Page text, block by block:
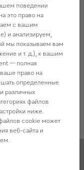
поведении
это право на
с вашим
и анализируем,
мы показываем вам
и т. д.), к вашим
— полная
право на
определенные
различных
файлов
ниже.
cookie может
веб-сайта и